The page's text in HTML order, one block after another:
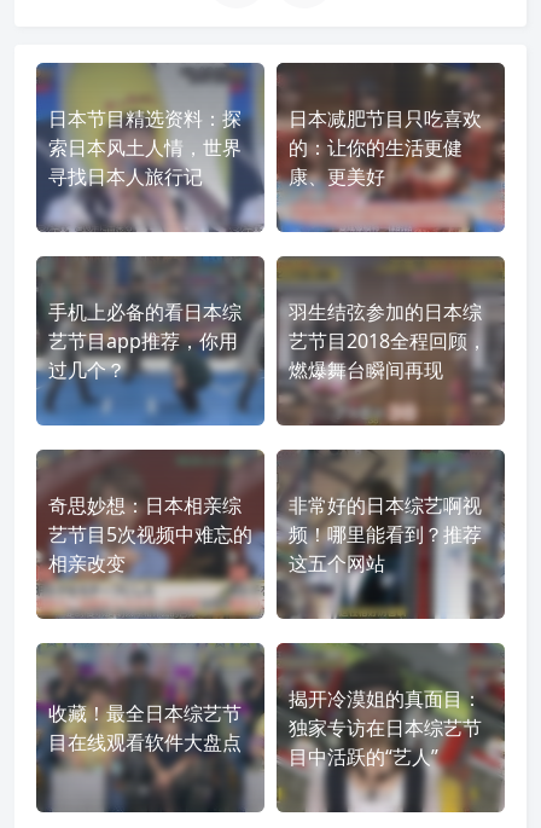
日本节目精选资料：探
索日本风土人情，世界
寻找日本人旅行记
日本减肥节目只吃喜欢
的：让你的生活更健
康、更美好
手机上必备的看日本综
艺节目app推荐，你用
过几个？
羽生结弦参加的日本综
艺节目2018全程回顾，
燃爆舞台瞬间再现
奇思妙想：日本相亲综
艺节目5次视频中难忘的
相亲改变
非常好的日本综艺啊视
频！哪里能看到？推荐
这五个网站
收藏！最全日本综艺节
目在线观看软件大盘点
揭开冷漠姐的真面目：
独家专访在日本综艺节
目中活跃的“艺人”